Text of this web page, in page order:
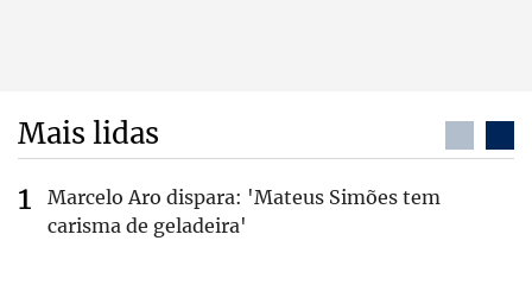
Mais lidas
Marcelo Aro dispara: 'Mateus Simões tem
carisma de geladeira'